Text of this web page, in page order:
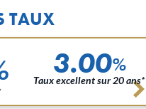
TAUX
3.00%
Taux excellent sur 20 ans*